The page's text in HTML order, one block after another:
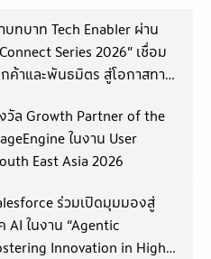
ทบาท Tech Enabler ผ่าน
Series 2026” เชื่อม
ค้าและพันธมิตร สู่โอกาสทาง
วัล Growth Partner of the
ในงาน User
East Asia 2026
ร่วมเปิดมุมมองสู่
าน “Agentic
Innovation in Higher